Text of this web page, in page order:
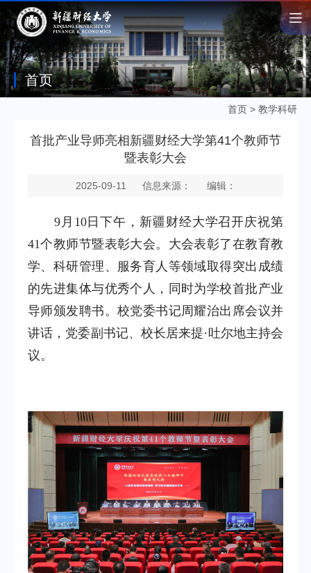
首页
首页 > 教学科研
首批产业导师亮相新疆财经大学第41个教师节
暨表彰大会
2025-09-11 信息来源： 编辑：
9月10日下午，新疆财经大学召开庆祝第
41个教师节暨表彰大会。大会表彰了在教育教
学、科研管理、服务育人等领域取得突出成绩
的先进集体与优秀个人，同时为学校首批产业
导师颁发聘书。校党委书记周耀治出席会议并
讲话，党委副书记、校长居来提·吐尔地主持会
议。